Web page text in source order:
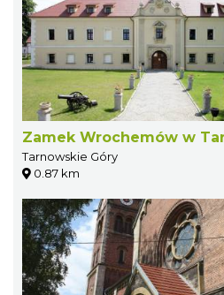
Zamek Wrochemów w
Tarnowskie Góry
0.87 km